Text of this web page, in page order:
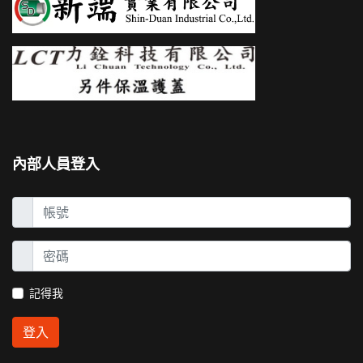
內部人員登入
記得我
登入